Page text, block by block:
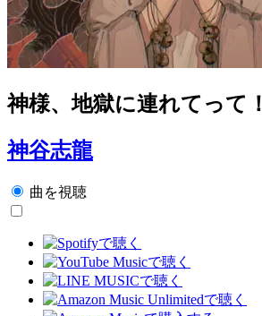
神様、地獄に連れてって！
神谷志龍
曲を視聴